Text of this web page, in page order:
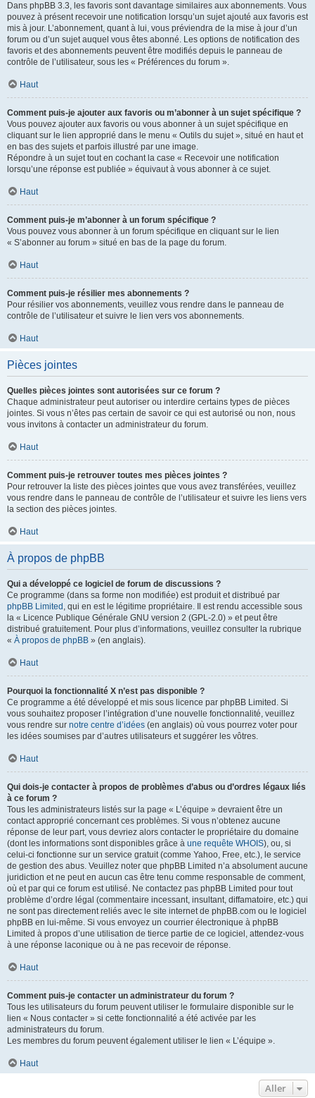
Dans phpBB 3.3, les favoris sont davantage similaires aux abonnements. Vous
pouvez à présent recevoir une notification lorsqu’un sujet ajouté aux favoris est
mis à jour. L’abonnement, quant à lui, vous préviendra de la mise à jour d’un
forum ou d’un sujet auquel vous êtes abonné. Les options de notification des
favoris et des abonnements peuvent être modifiés depuis le panneau de
contrôle de l’utilisateur, sous les « Préférences du forum ».
Haut
Comment puis-je ajouter aux favoris ou m’abonner à un sujet spécifique ?
Vous pouvez ajouter aux favoris ou vous abonner à un sujet spécifique en
cliquant sur le lien approprié dans le menu « Outils du sujet », situé en haut et
en bas des sujets et parfois illustré par une image.
Répondre à un sujet tout en cochant la case « Recevoir une notification
lorsqu’une réponse est publiée » équivaut à vous abonner à ce sujet.
Haut
Comment puis-je m’abonner à un forum spécifique ?
Vous pouvez vous abonner à un forum spécifique en cliquant sur le lien
« S’abonner au forum » situé en bas de la page du forum.
Haut
Comment puis-je résilier mes abonnements ?
Pour résilier vos abonnements, veuillez vous rendre dans le panneau de
contrôle de l’utilisateur et suivre le lien vers vos abonnements.
Haut
Pièces jointes
Quelles pièces jointes sont autorisées sur ce forum ?
Chaque administrateur peut autoriser ou interdire certains types de pièces
jointes. Si vous n’êtes pas certain de savoir ce qui est autorisé ou non, nous
vous invitons à contacter un administrateur du forum.
Haut
Comment puis-je retrouver toutes mes pièces jointes ?
Pour retrouver la liste des pièces jointes que vous avez transférées, veuillez
vous rendre dans le panneau de contrôle de l’utilisateur et suivre les liens vers
la section des pièces jointes.
Haut
À propos de phpBB
Qui a développé ce logiciel de forum de discussions ?
Ce programme (dans sa forme non modifiée) est produit et distribué par
phpBB Limited , qui en est le légitime propriétaire. Il est rendu accessible sous
la « Licence Publique Générale GNU version 2 (GPL-2.0) » et peut être
distribué gratuitement. Pour plus d’informations, veuillez consulter la rubrique
« À propos de phpBB » (en anglais).
Haut
Pourquoi la fonctionnalité X n’est pas disponible ?
Ce programme a été développé et mis sous licence par phpBB Limited. Si
vous souhaitez proposer l’intégration d’une nouvelle fonctionnalité, veuillez
vous rendre sur notre centre d’idées (en anglais) où vous pourrez voter pour
les idées soumises par d’autres utilisateurs et suggérer les vôtres.
Haut
Qui dois-je contacter à propos de problèmes d’abus ou d’ordres légaux liés
à ce forum ?
Tous les administrateurs listés sur la page « L’équipe » devraient être un
contact approprié concernant ces problèmes. Si vous n’obtenez aucune
réponse de leur part, vous devriez alors contacter le propriétaire du domaine
(dont les informations sont disponibles grâce à une requête WHOIS), ou, si
celui-ci fonctionne sur un service gratuit (comme Yahoo, Free, etc.), le service
de gestion des abus. Veuillez noter que phpBB Limited n’a absolument aucune
juridiction et ne peut en aucun cas être tenu comme responsable de comment,
où et par qui ce forum est utilisé. Ne contactez pas phpBB Limited pour tout
problème d’ordre légal (commentaire incessant, insultant, diffamatoire, etc.) qui
ne sont pas directement reliés avec le site internet de phpBB.com ou le logiciel
phpBB en lui-même. Si vous envoyez un courrier électronique à phpBB
Limited à propos d’une utilisation de tierce partie de ce logiciel, attendez-vous
à une réponse laconique ou à ne pas recevoir de réponse.
Haut
Comment puis-je contacter un administrateur du forum ?
Tous les utilisateurs du forum peuvent utiliser le formulaire disponible sur le
lien « Nous contacter » si cette fonctionnalité a été activée par les
administrateurs du forum.
Les membres du forum peuvent également utiliser le lien « L’équipe ».
Haut
Aller